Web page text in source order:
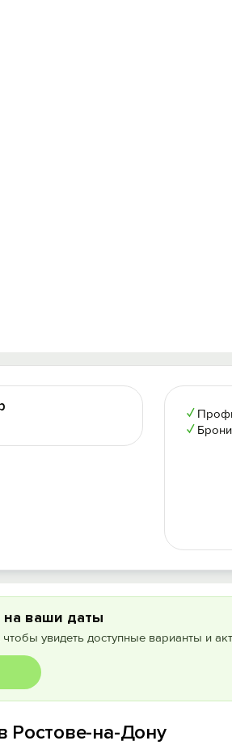
✓
✓
на ваши даты
увидеть доступные варианты и
Ростове-на-Дону